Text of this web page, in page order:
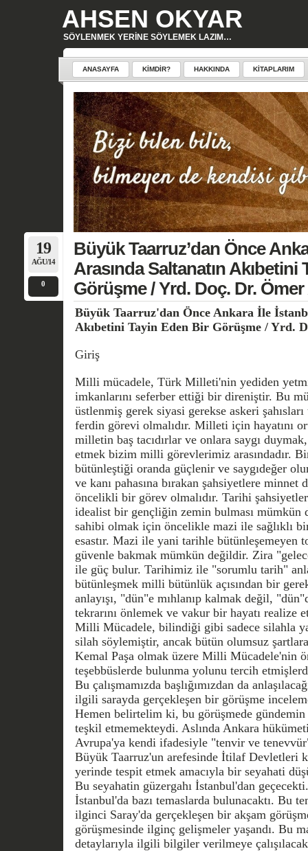
AHSEN OKYAR
SÖYLENMEK YERINE SÖYLEMEK LAZIM…
ANASAYFA KIMDIR? HAKKINDA KITAPLARIM
19
AĞU/14
0
Büyük Taarruz’dan Önce
Arasında Saltanatın Akıbetini
Görüşme / Yrd. Doç. Dr.
Büyük Taarruz'dan Önce Ankara İle
Akıbetini Tayin Eden Bir Görüşme / Yrd.
Giriş
Milli mücadele, Türk Milleti'nin yediden
imkanlarını seferber ettiği bir direniştir. Bu
üstlenmiş gerek siyasi gerekse askeri
ferdin görevi olmalıdır. Milleti için hayatını
milletin baş tacıdırlar ve onlara saygı duymak,
etmek bizim milli görevlerimiz arasındadır.
bütünleştiği oranda güçlenir ve saygıdeğer
ve kanı pahasına bırakan şahsiyetlere
öncelikli bir görev olmalıdır. Tarihi
idealist bir gençliğin zemin bulması
sahibi olmak için öncelikle mazi ile sağlıklı
esastır. Mazi ile yani tarihle bütünleşemeyen
güvenle bakmak mümkün değildir. Zira
ile güç bulur. Tarihimiz ile "sorumlu tarih"
bütünleşmek milli bütünlük açısından bir
anlayışı, "dün"e mıhlanıp kalmak değil,
tekrarını önlemek ve vakur bir hayatı realize
Milli Mücadele, bilindiği gibi sadece silahla
silah söylemiştir, ancak bütün olumsuz
Kemal Paşa olmak üzere Milli Mücadele'nin
teşebbüslerde bulunma yolunu tercih
Bu çalışmamızda başlığımızdan da
ilgili sarayda gerçekleşen bir görüşme
Hemen belirtelim ki, bu görüşmede gündemin
teşkil etmemekteydi. Aslında Ankara
Avrupa'ya kendi ifadesiyle "tenvir ve
Büyük Taarruz'un arefesinde İtilaf Devletleri
yerinde tespit etmek amacıyla bir seyahati
Bu seyahatin güzergahı İstanbul'dan
İstanbul'da bazı temaslarda bulunacaktı. Bu
ilginci Saray'da gerçekleşen bir akşam
görüşmesinde ilginç gelişmeler yaşandı. Bu
detaylarıyla ilgili bilgiler verilmeye